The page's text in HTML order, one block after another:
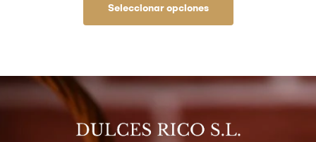
Seleccionar opciones